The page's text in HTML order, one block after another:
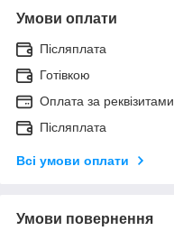
Умови оплати
Післяплата
Готівкою
Оплата за реквізитами
Післяплата
Всі умови оплати
Умови повернення